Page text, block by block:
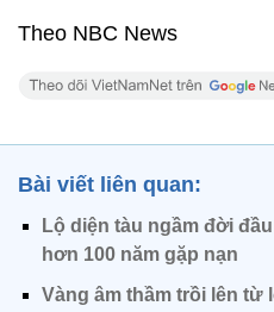
Theo NBC News
Bài viết liên quan:
Lộ diện tàu ngầm đời
hơn 100 năm gặp nạn
Vàng âm thầm trồi lên từ